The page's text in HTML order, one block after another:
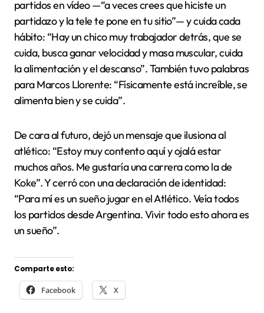
partidos en vídeo —“a veces crees que hiciste un
partidazo y la tele te pone en tu sitio”— y cuida cada
hábito: “Hay un chico muy trabajador detrás, que se
cuida, busca ganar velocidad y masa muscular, cuida
la alimentación y el descanso”. También tuvo palabras
para Marcos Llorente: “Físicamente está increíble, se
alimenta bien y se cuida”.
De cara al futuro, dejó un mensaje que ilusiona al
atlético: “Estoy muy contento aquí y ojalá estar
muchos años. Me gustaría una carrera como la de
Koke”. Y cerró con una declaración de identidad:
“Para mí es un sueño jugar en el Atlético. Veía todos
los partidos desde Argentina. Vivir todo esto ahora es
un sueño”.
Comparte esto:
Facebook X